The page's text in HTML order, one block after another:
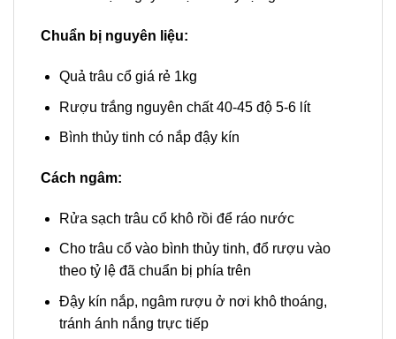
Chuẩn bị nguyên liệu:
Quả trâu cổ giá rẻ 1kg
Rượu trắng nguyên chất 40-45 độ 5-6 lít
Bình thủy tinh có nắp đậy kín
Cách ngâm:
Rửa sạch trâu cổ khô rồi để ráo nước
Cho trâu cổ vào bình thủy tinh, đổ rượu vào
theo tỷ lệ đã chuẩn bị phía trên
Đậy kín nắp, ngâm rượu ở nơi khô thoáng,
tránh ánh nắng trực tiếp